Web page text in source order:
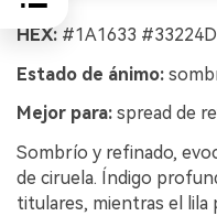
HEX: #1A1633
Estado de ánimo:
Mejor para: spread de
Sombrío y refinado,
de ciruela. Índigo
titulares, mientras el lila